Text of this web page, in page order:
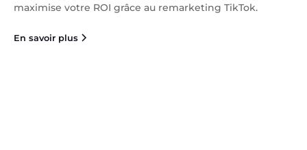
maximise votre ROI grâce au remarketing TikTok.
En savoir plus